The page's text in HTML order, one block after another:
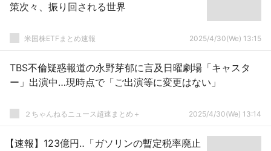
策次々、振り回される世界
米国株ETFまとめ速報 2025/4/30(We) 13:15
TBS不倫疑惑報道の永野芽郁に言及日曜劇場「キャスタ
ー」出演中…現時点で「ご出演等に変更はない」
２ちゃんねるニュース超速まとめ＋ 2025/4/30(We) 13:14
【速報】123億円‥「ガソリンの暫定税率廃止